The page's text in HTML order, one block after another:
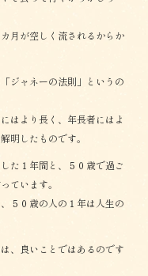
月が空しく流されるからか
ジャネーの法則」というの
はより長く、年長者にはよ
明したものです。
た１年間と、５０歳で過ご
ています。
５０歳の人の１年は人生の
、良いことではあるのです